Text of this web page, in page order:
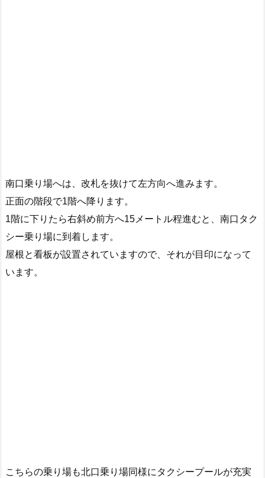
南口乗り場へは、改札を抜けて左方向へ進みます。
正面の階段で1階へ降ります。
1階に下りたら右斜め前方へ15メートル程進むと、南口タク
シー乗り場に到着します。
屋根と看板が設置されていますので、それが目印になって
います。
こちらの乗り場も北口乗り場同様にタクシープールが充実